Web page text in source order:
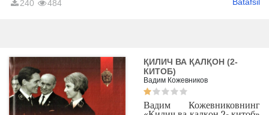
240 484
ҚИЛИЧ ВА ҚАЛҚОН (2-
КИТОБ)
Вадим Кожевников
Вадим Кожевниковнинг